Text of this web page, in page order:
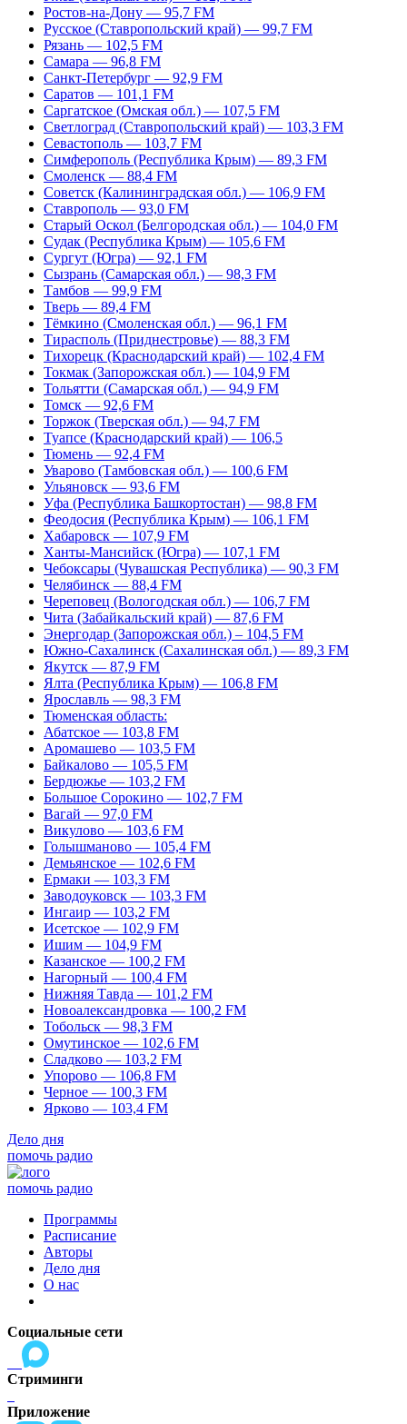
Ростов-на-Дону — 95,7 FM
Русское (Ставропольский край) — 99,7 FM
Рязань — 102,5 FM
Самара — 96,8 FM
Санкт-Петербург — 92,9 FM
Саратов — 101,1 FM
Саргатское (Омская обл.) — 107,5 FM
Светлоград (Ставропольский край) — 103,3 FM
Севастополь — 103,7 FM
Симферополь (Республика Крым) — 89,3 FM
Смоленск — 88,4 FM
Советск (Калининградская обл.) — 106,9 FM
Ставрополь — 93,0 FM
Старый Оскол (Белгородская обл.) — 104,0 FM
Судак (Республика Крым) — 105,6 FM
Сургут (Югра) — 92,1 FM
Сызрань (Самарская обл.) — 98,3 FM
Тамбов — 99,9 FM
Тверь — 89,4 FM
Тёмкино (Смоленская обл.) — 96,1 FM
Тирасполь (Приднестровье) — 88,3 FM
Тихорецк (Краснодарский край) — 102,4 FM
Токмак (Запорожская обл.) — 104,9 FM
Тольятти (Самарская обл.) — 94,9 FM
Томск — 92,6 FM
Торжок (Тверская обл.) — 94,7 FM
Туапсе (Краснодарский край) — 106,5
Тюмень — 92,4 FM
Уварово (Тамбовская обл.) — 100,6 FM
Ульяновск — 93,6 FM
Уфа (Республика Башкортостан) — 98,8 FM
Феодосия (Республика Крым) — 106,1 FM
Хабаровск — 107,9 FM
Ханты-Мансийск (Югра) — 107,1 FM
Чебоксары (Чувашская Республика) — 90,3 FM
Челябинск — 88,4 FM
Череповец (Вологодская обл.) — 106,7 FM
Чита (Забайкальский край) — 87,6 FM
Энергодар (Запорожская обл.) – 104,5 FM
Южно-Сахалинск (Сахалинская обл.) — 89,3 FM
Якутск — 87,9 FM
Ялта (Республика Крым) — 106,8 FM
Ярославль — 98,3 FM
Тюменская область:
Абатское — 103,8 FM
Аромашево — 103,5 FM
Байкалово — 105,5 FM
Бердюжье — 103,2 FM
Большое Сорокино — 102,7 FM
Вагай — 97,0 FM
Викулово — 103,6 FM
Голышманово — 105,4 FM
Демьянское — 102,6 FM
Ермаки — 103,3 FM
Заводоуковск — 103,3 FM
Ингаир — 103,2 FM
Исетское — 102,9 FM
Ишим — 104,9 FM
Казанское — 100,2 FM
Нагорный — 100,4 FM
Нижняя Тавда — 101,2 FM
Новоалександровка — 100,2 FM
Тобольск — 98,3 FM
Омутинское — 102,6 FM
Сладково — 103,2 FM
Упорово — 106,8 FM
Черное — 100,3 FM
Ярково — 103,4 FM
Дело дня
помочь радио
помочь радио
Программы
Расписание
Авторы
Дело дня
О нас
Социальные сети
Стриминги
Приложение